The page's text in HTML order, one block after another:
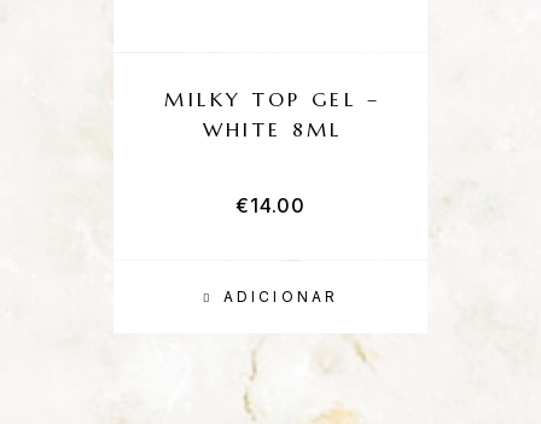
ADICIONAR
MILKY TOP GEL –
WHITE 8ML
€14.00